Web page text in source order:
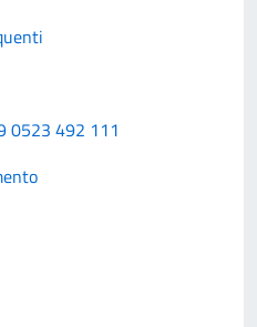
0523 492 111